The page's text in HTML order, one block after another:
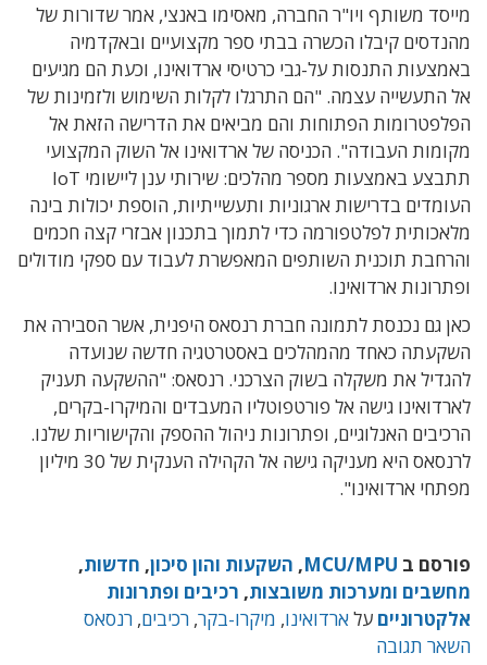
מייסד משותף ויו"ר החברה, מאסימו באנצי, אמר שדורות של
מהנדסים קיבלו הכשרה בבתי ספר מקצועיים ובאקדמיה
באמצעות התנסות על-גבי כרטיסי ארדואינו, וכעת הם מגיעים
אל התעשייה עצמה. "הם התרגלו לקלות השימוש ולזמינות של
הפלפטרומות הפתוחות והם מביאים את הדרישה הזאת אל
מקומות העבודה". הכניסה של ארדואינו אל השוק המקצועי
תתבצע באמצעות מספר מהלכים: שירותי ענן ליישומי IoT
העומדים בדרישות ארגוניות ותעשייתיות, הוספת יכולות בינה
מלאכותית לפלטפורמה כדי לתמוך בתכנון אבזרי קצה חכמים
והרחבת תוכנית השותפים המאפשרת לעבוד עם ספקי מודולים
ופתרונות ארדואינו.
כאן גם נכנסת לתמונה חברת רנסאס היפנית, אשר הסבירה את
השקעתה כאחד מהמהלכים באסטרטגיה חדשה שנועדה
להגדיל את משקלה בשוק הצרכני. רנסאס: "ההשקעה תעניק
לארדואינו גישה אל פורטפוטליו המעבדים והמיקרו-בקרים,
הרכיבים האנלוגיים, ופתרונות ניהול ההספק והקישוריות שלנו.
לרנסאס היא מעניקה גישה אל הקהילה הענקית של 30 מיליון
מפתחי ארדואינו".
פורסם ב MCU/MPU
, השקעות והון סיכון, חדשות,
מחשבים ומערכות משובצות, רכיבים ופתרונות
אלקטרוניים עלארדואינו, מיקרו-בקר, רכיבים, רנסאס
השאר תגובה